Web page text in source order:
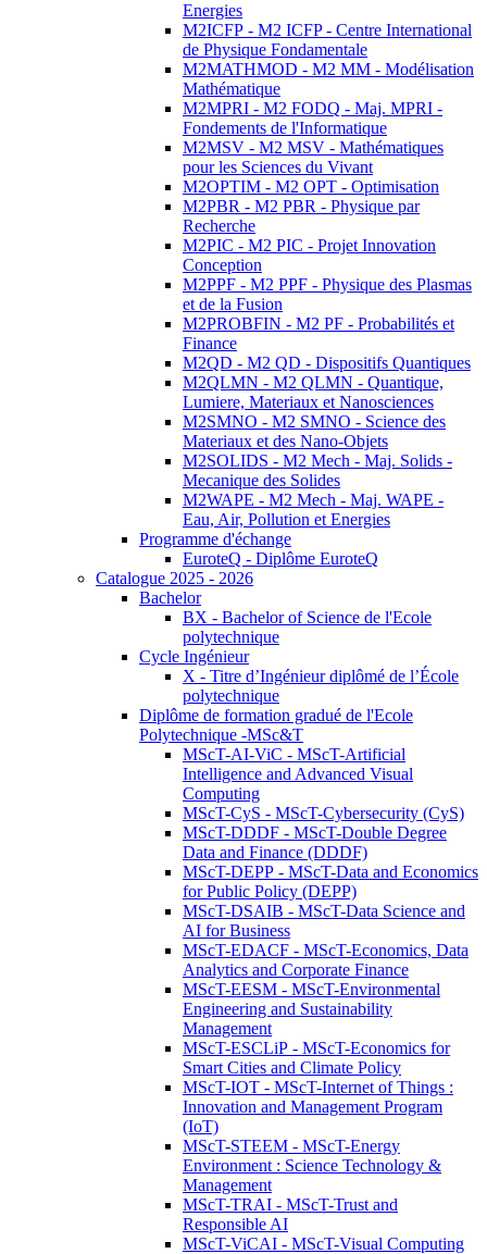
Energies
M2ICFP - M2 ICFP - Centre International
de Physique Fondamentale
M2MATHMOD - M2 MM - Modélisation
Mathématique
M2MPRI - M2 FODQ - Maj. MPRI -
Fondements de l'Informatique
M2MSV - M2 MSV - Mathématiques
pour les Sciences du Vivant
M2OPTIM - M2 OPT - Optimisation
M2PBR - M2 PBR - Physique par
Recherche
M2PIC - M2 PIC - Projet Innovation
Conception
M2PPF - M2 PPF - Physique des Plasmas
et de la Fusion
M2PROBFIN - M2 PF - Probabilités et
Finance
M2QD - M2 QD - Dispositifs Quantiques
M2QLMN - M2 QLMN - Quantique,
Lumiere, Materiaux et Nanosciences
M2SMNO - M2 SMNO - Science des
Materiaux et des Nano-Objets
M2SOLIDS - M2 Mech - Maj. Solids -
Mecanique des Solides
M2WAPE - M2 Mech - Maj. WAPE -
Eau, Air, Pollution et Energies
Programme d'échange
EuroteQ - Diplôme EuroteQ
Catalogue 2025 - 2026
Bachelor
BX - Bachelor of Science de l'Ecole
polytechnique
Cycle Ingénieur
X - Titre d’Ingénieur diplômé de l’École
polytechnique
Diplôme de formation gradué de l'Ecole
Polytechnique -MSc&T
MScT-AI-ViC - MScT-Artificial
Intelligence and Advanced Visual
Computing
MScT-CyS - MScT-Cybersecurity (CyS)
MScT-DDDF - MScT-Double Degree
Data and Finance (DDDF)
MScT-DEPP - MScT-Data and Economics
for Public Policy (DEPP)
MScT-DSAIB - MScT-Data Science and
AI for Business
MScT-EDACF - MScT-Economics, Data
Analytics and Corporate Finance
MScT-EESM - MScT-Environmental
Engineering and Sustainability
Management
MScT-ESCLiP - MScT-Economics for
Smart Cities and Climate Policy
MScT-IOT - MScT-Internet of Things :
Innovation and Management Program
(IoT)
MScT-STEEM - MScT-Energy
Environment : Science Technology &
Management
MScT-TRAI - MScT-Trust and
Responsible AI
MScT-ViCAI - MScT-Visual Computing